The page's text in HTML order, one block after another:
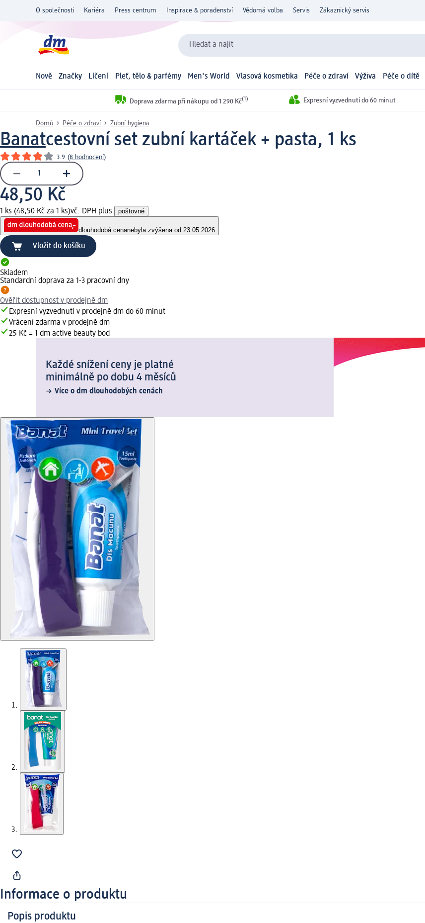
O společnosti Kariéra Press centrum Inspirace & poradenství Vědomá volba Servis Zákaznický servis
Hledat a najít
Nově Značky Líčení Pleť, tělo & parfémy Men's World Vlasová kosmetika Péče o zdraví Výživa Péče o dítě
Doprava zdarma při nákupu od 1 290 Kč(1) Expresní vyzvednutí do 60 minut
Domů Péče o zdraví Zubní hygiena
Banatcestovní set zubní kartáček + pasta, 1 ks
3.9 (8 hodnocení)
48,50 Kč
1 ks (48,50 Kč za 1 ks)vč. DPH plus poštovné
dlouhodobá cenanebyla zvýšena od 23.05.2026
Vložit do košíku
Skladem
Standardní doprava za 1-3 pracovní dny
Ověřit dostupnost v prodejně dm
Expresní vyzvednutí v prodejně dm do 60 minut
Vrácení zdarma v prodejně dm
25 Kč = 1 dm active beauty bod
Každé snížení ceny je platné
minimálně po dobu 4 měsíců
Více o dm dlouhodobých cenách
Informace o produktu
Popis produktu